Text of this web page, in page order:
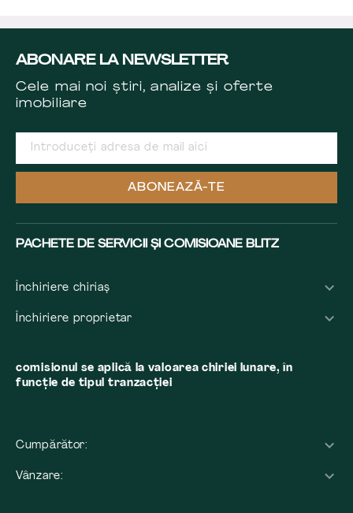
ABONARE LA NEWSLETTER
Cele mai noi știri, analize și oferte
imobiliare
ABONEAZĂ-TE
PACHETE DE SERVICII ȘI COMISIOANE BLITZ
Închiriere chiriaș
Închiriere proprietar
comisionul se aplică la valoarea chiriei lunare, în
funcție de tipul tranzacției
Cumpărător:
Vânzare: